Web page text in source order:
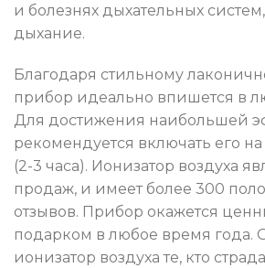
и болезнях дыхательных
дыхание.
Благодаря стильному
прибор идеально впишется в
Для достижения наибольшей
рекомендуется включать его
(2-3 часа). Ионизатор воздуха
продаж, и имеет более 300
отзывов. Прибор окажется
подарком в любое время года.
ионизатор воздуха те, кто